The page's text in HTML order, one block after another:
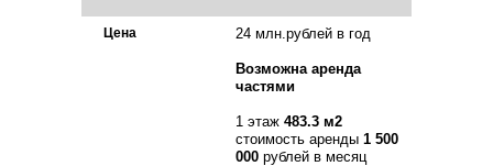
Цена 24 млн.рублей в год
Возможна аренда
частями
1 этаж 483.3 м2
стоимость аренды 1 500
000 рублей в месяц